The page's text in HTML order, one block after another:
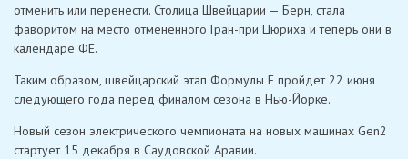
отменить или перенести. Столица Швейцарии — Берн, стала
фаворитом на место отмененного Гран-при Цюриха и теперь они в
календаре ФЕ.
Таким образом, швейцарский этап Формулы Е пройдет 22 июня
следующего года перед финалом сезона в Нью-Йорке.
Новый сезон электрического чемпионата на новых машинах Gen2
стартует 15 декабря в Саудовской Аравии.